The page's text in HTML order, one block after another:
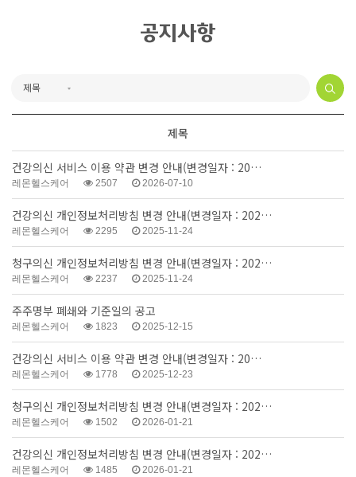
공지사항
제목
건강의신 서비스 이용 약관 변경 안내(변경일자 : 20…
레몬헬스케어 2507 2026-07-10
건강의신 개인정보처리방침 변경 안내(변경일자 : 202…
레몬헬스케어 2295 2025-11-24
청구의신 개인정보처리방침 변경 안내(변경일자 : 202…
레몬헬스케어 2237 2025-11-24
주주명부 폐쇄와 기준일의 공고
레몬헬스케어 1823 2025-12-15
건강의신 서비스 이용 약관 변경 안내(변경일자 : 20…
레몬헬스케어 1778 2025-12-23
청구의신 개인정보처리방침 변경 안내(변경일자 : 202…
레몬헬스케어 1502 2026-01-21
건강의신 개인정보처리방침 변경 안내(변경일자 : 202…
레몬헬스케어 1485 2026-01-21